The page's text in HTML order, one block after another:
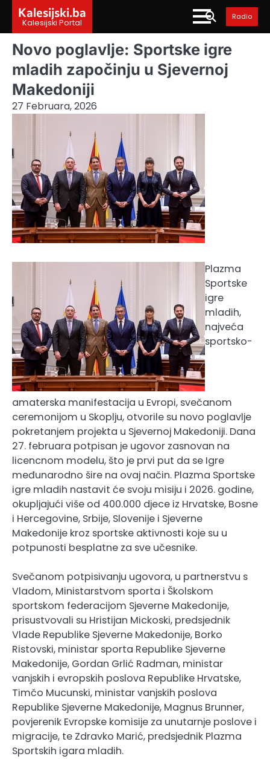
content
Kalesijski.ba
Kalesijski Portal
Radio
Novo poglavlje: Sportske igre
mladih započinju u Sjevernoj
Makedoniji
27 Februara, 2026
Plazma
Sportske
igre
mladih,
najveća
sportsko-
amaterska manifestacija u Evropi, svečanom
ceremonijom u Skoplju, otvorile su novo poglavlje
pokretanjem projekta u Sjevernoj Makedoniji. Dana
27. februara potpisan je ugovor zasnovan na
licencnom modelu, što je prvi put da se Igre
međunarodno šire na ovaj način. Plazma Sportske
igre mladih nastavit će svoju misiju i 2026. godine,
okupljajući više od 400.000 djece iz Hrvatske, Bosne
i Hercegovine, Srbije, Slovenije i Sjeverne
Makedonije kroz sportske aktivnosti koje su u
potpunosti besplatne za sve učesnike.
Svečanom potpisivanju ugovora, u partnerstvu s
Vladom, Ministarstvom sporta i Školskom
sportskom federacijom Sjeverne Makedonije,
prisustvovali su Hristijan Mickoski, predsjednik
Vlade Republike Sjeverne Makedonije, Borko
Ristovski, ministar sporta Republike Sjeverne
Makedonije, Gordan Grlić Radman, ministar
vanjskih i evropskih poslova Republike Hrvatske,
Timčo Mucunski, ministar vanjskih poslova
Republike Sjeverne Makedonije, Magnus Brunner,
povjerenik Evropske komisije za unutarnje poslove i
migracije, te Zdravko Marić, predsjednik Plazma
Sportskih igara mladih.